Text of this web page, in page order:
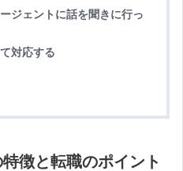
ジェントに話を聞きに行っ
対応する
徴と転職のポイント